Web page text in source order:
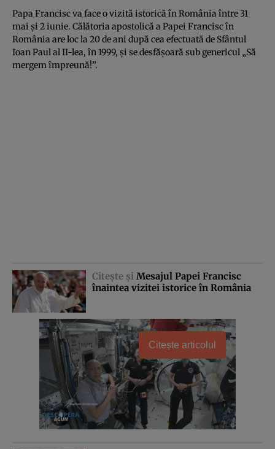
Papa Francisc va face o vizită istorică în România între 31
mai şi 2 iunie. Călătoria apostolică a Papei Francisc în
România are loc la 20 de ani după cea efectuată de Sfântul
Ioan Paul al II-lea, în 1999, şi se desfăşoară sub genericul „Să
mergem împreună!”.
Citeşte şi Mesajul Papei Francisc
înaintea vizitei istorice în România
Citește articolul